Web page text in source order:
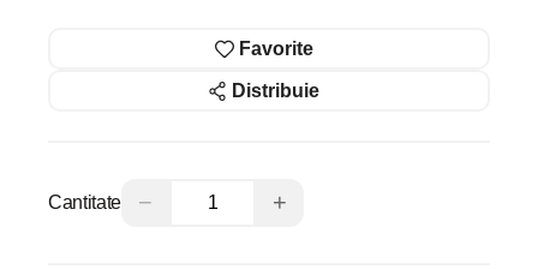
Favorite
Distribuie
Cantitate − +